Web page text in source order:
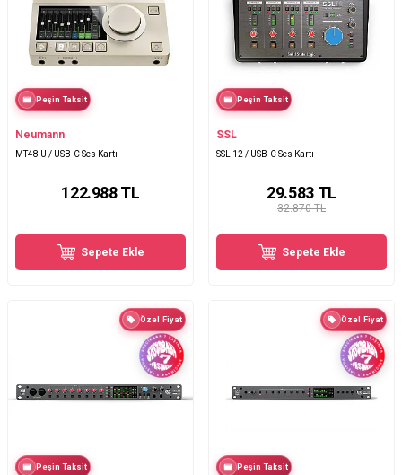
Peşin Taksit
Neumann
MT48 U / USB-C Ses Kartı
122.988TL
Sepete Ekle
Peşin Taksit
SSL
SSL 12 / USB-C Ses Kartı
32.870 TL
29.583TL
Sepete Ekle
Özel Fiyat
Peşin Taksit
Özel Fiyat
Peşin Taksit